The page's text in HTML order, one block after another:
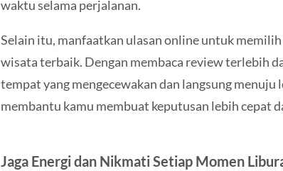
waktu selama perjalanan.
Selain itu, manfaatkan ulasan online untuk
wisata terbaik. Dengan membaca review terlebih
tempat yang mengecewakan dan langsung
membantu kamu membuat keputusan lebih cepat
Jaga Energi dan Nikmati Setiap Momen